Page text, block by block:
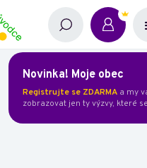
Novinka! Moje obec
Registrujte se ZDARMA a my
zobrazovat jen ty výzvy, které